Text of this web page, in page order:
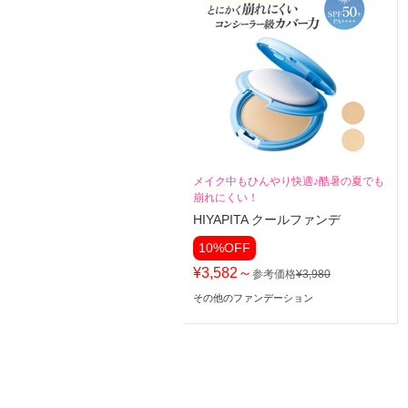
メイク中もひんやり快適♪酷暑の夏でも
崩れにくい！
HIYAPITA クールファンデ
10%OFF
¥3,582～ 参考価格¥3,980
その他のファンデーション